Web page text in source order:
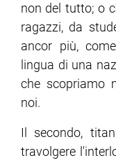
non del tutto; o
ragazzi, da
ancor più,
lingua di una
che scopriamo
noi.
Il secondo,
travolgere